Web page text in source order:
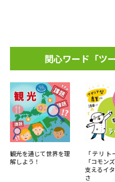
関心ワード「ツ
観光を通じて世界を理
解しよう！
「テリト
「コモン
支えるイ
さ